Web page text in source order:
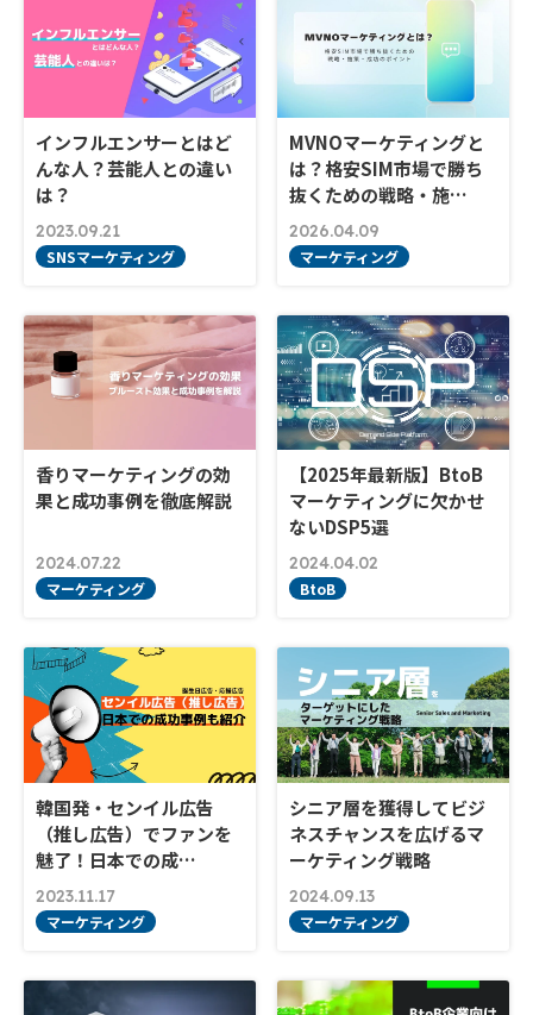
インフルエンサーとはど
んな人？芸能人との違い
は？
2023.09.21
SNSマーケティング
MVNOマーケティングと
は？格安SIM市場で勝ち
抜くための戦略・施…
2026.04.09
マーケティング
香りマーケティングの効
果と成功事例を徹底解説
2024.07.22
マーケティング
【2025年最新版】BtoB
マーケティングに欠かせ
ないDSP5選
2024.04.02
BtoB
韓国発・センイル広告
（推し広告）でファンを
魅了！日本での成…
2023.11.17
マーケティング
シニア層を獲得してビジ
ネスチャンスを広げるマ
ーケティング戦略
2024.09.13
マーケティング